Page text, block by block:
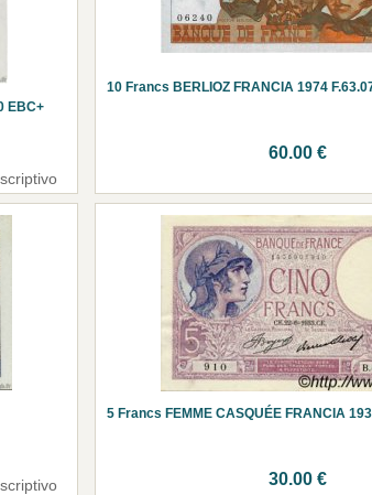
EBC+
10 Francs BERLIOZ FRANCIA 1974
60.00 €
5 Francs FEMME CASQUÉE FRANCIA
30.00 €